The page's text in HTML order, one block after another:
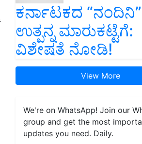
ಕರ್ನಾಟಕದ
ಉತ್ಪನ್ನ ಮಾರುಕಟ್ಟೆಗೆ:
ವಿಶೇಷತೆ ನೋಡಿ!
View More
We're on WhatsApp! Join our
group and get the most
updates you need. Daily.